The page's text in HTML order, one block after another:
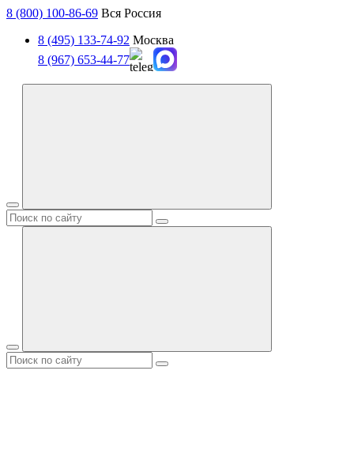
8 (800) 100-86-69 Вся Россия
8 (495) 133-74-92 Москва
8 (967) 653-44-77